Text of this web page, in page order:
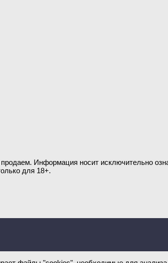
Информация носит исключительно
для 18+.